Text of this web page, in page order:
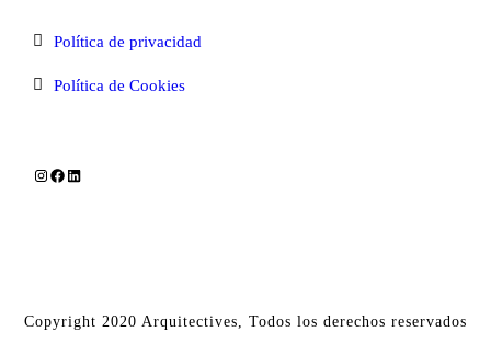
Política de privacidad
Política de Cookies
Copyright 2020 Arquitectives, Todos los derechos reservados